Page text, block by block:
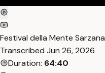
Festival della Mente Sarzana
Transcribed Jun 26, 2026
Duration: 64:40